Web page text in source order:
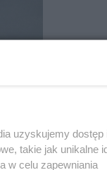
uzyskujemy dostęp
takie jak unikalne
w celu zapewniania